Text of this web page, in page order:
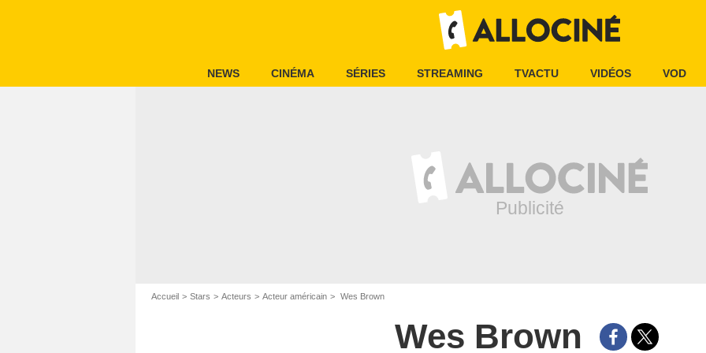
NEWS CINÉMA SÉRIES STREAMING TVACTU VIDÉOS VOD
Accueil Stars Acteurs Acteur américain Wes Brown
Wes Brown